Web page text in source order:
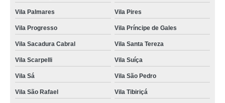
Vila Palmares Vila Pires
Vila Progresso Vila Príncipe de Gales
Vila Sacadura Cabral Vila Santa Tereza
Vila Scarpelli Vila Suíça
Vila Sá Vila São Pedro
Vila São Rafael Vila Tibiriçá